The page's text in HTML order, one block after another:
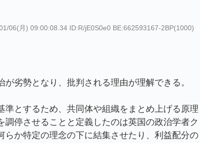
06(月) 09:00:08.34 ID:R/jE0S0e0 BE:662593167-2BP(1000)
劣勢となり、批判される理由が理解できる。
とするため、共同体や組織をまとめ上げる原理
調停させることと定義したのは英国の政治学者ク
らか特定の理念の下に結集させたり、利益配分の